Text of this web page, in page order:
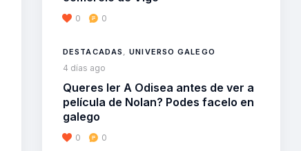
0 0
DESTACADAS ,UNIVERSO GALEGO
4 días ago
Queres ler A Odisea antes de ver a
película de Nolan? Podes facelo en
galego
0 0